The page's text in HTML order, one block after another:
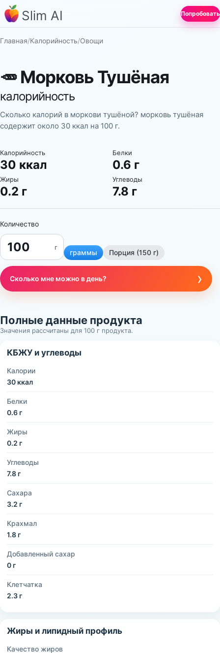
Slim AI Попробовать
Главная/Калорийность/Овощи
🥕Морковь Тушёная
калорийность
Сколько калорий в моркови тушёной? морковь тушёная
содержит около 30 ккал на 100 г.
Калорийность
30 ккал
Белки
0.6 г
Жиры
0.2 г
Углеводы
7.8 г
Количество
г
граммы Порция (150 г)
Сколько мне можно в день? ›
Полные данные продукта
Значения рассчитаны для 100 г продукта.
КБЖУ и углеводы
Калории
30 ккал
Белки
0.6 г
Жиры
0.2 г
Углеводы
7.8 г
Сахара
3.2 г
Крахмал
1.8 г
Добавленный сахар
0 г
Клетчатка
2.3 г
Жиры и липидный профиль
Качество жиров